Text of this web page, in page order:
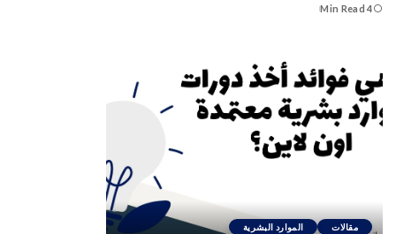
4 Min Read
مقالات الموارد البشرية